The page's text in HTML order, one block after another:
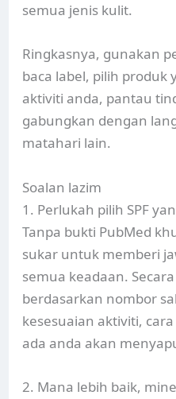
semua jenis kulit.
Ringkasnya, gunakan
baca label, pilih produk
aktiviti anda, pantau
gabungkan dengan
matahari lain.
Soalan lazim
1. Perlukah pilih SPF
Tanpa bukti PubMed
sukar untuk memberi
semua keadaan.
berdasarkan nombor
kesesuaian aktiviti,
ada anda akan
2. Mana lebih baik,